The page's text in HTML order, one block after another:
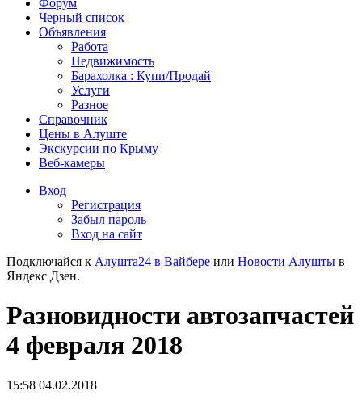
Форум
Черный список
Объявления
Работа
Недвижимость
Барахолка : Купи/Продай
Услуги
Разное
Справочник
Цены в Алуште
Экскурсии по Крыму
Веб-камеры
Вход
Регистрация
Забыл пароль
Вход на сайт
Подключайся к Алушта24 в Вайбере или Новости Алушты в
Яндекс Дзен.
Разновидности автозапчастей
4 февраля 2018
15:58 04.02.2018